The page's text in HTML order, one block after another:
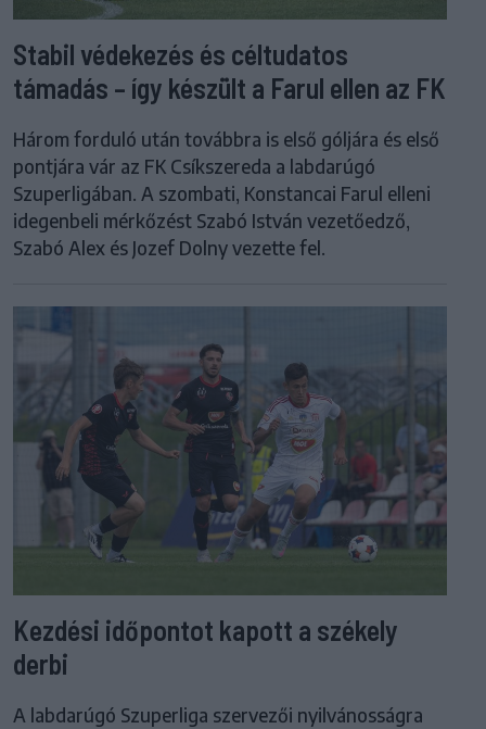
Stabil védekezés és céltudatos
támadás – így készült a Farul ellen az FK
Három forduló után továbbra is első góljára és első
pontjára vár az FK Csíkszereda a labdarúgó
Szuperligában. A szombati, Konstancai Farul elleni
idegenbeli mérkőzést Szabó István vezetőedző,
Szabó Alex és Jozef Dolny vezette fel.
Kezdési időpontot kapott a székely
derbi
A labdarúgó Szuperliga szervezői nyilvánosságra